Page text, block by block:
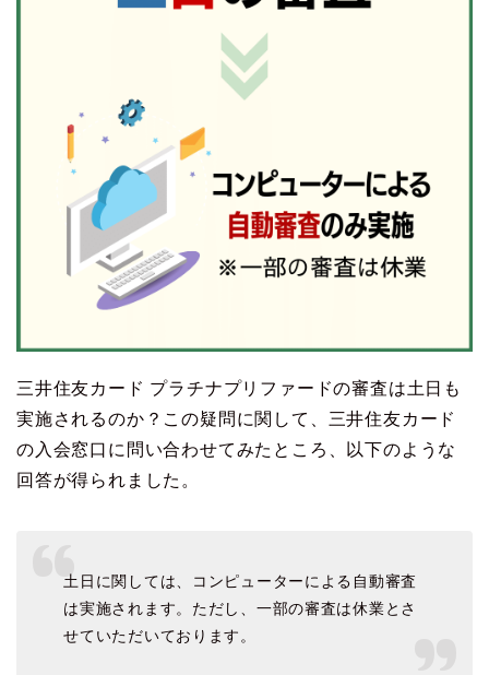
三井住友カード プラチナプリファードの審査は土日も
実施されるのか？この疑問に関して、三井住友カード
の入会窓口に問い合わせてみたところ、以下のような
回答が得られました。
土日に関しては、コンピューターによる自動審査
は実施されます。ただし、一部の審査は休業とさ
せていただいております。